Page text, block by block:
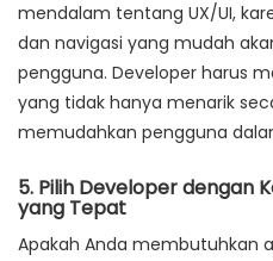
mendalam tentang UX/UI,
dan navigasi yang mudah
pengguna. Developer harus
yang tidak hanya menarik
memudahkan pengguna
5. Pilih Developer dengan
yang Tepat
Apakah Anda membutuhkan